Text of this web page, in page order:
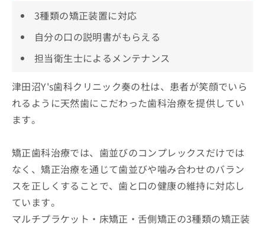
3種類の矯正装置に対応
自分の口の説明書がもらえる
担当衛生士によるメンテナンス
津田沼Y's歯科クリニック奏の杜は、患者が笑顔でいら
れるように天然歯にこだわった歯科治療を提供してい
ます。
矯正歯科治療では、歯並びのコンプレックスだけでは
なく、矯正治療を通じて歯並びや噛み合わせのバラン
スを正しくすることで、歯と口の健康の維持に対応し
ています。
マルチプラケット・床矯正・舌側矯正の3種類の矯正装